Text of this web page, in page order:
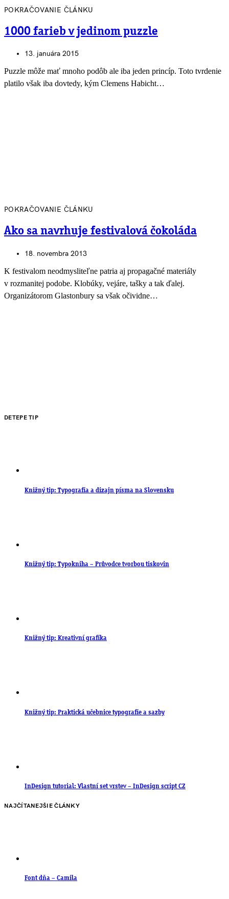
POKRAČOVANIE ČLÁNKU
1000 farieb v jedinom puzzle
13. januára 2015
Puzzle môže mať mnoho podôb ale iba jeden princíp. Toto tvrdenie
platilo však iba dovtedy, kým Clemens Habicht…
POKRAČOVANIE ČLÁNKU
Ako sa navrhuje festivalová čokoláda
18. novembra 2013
K festivalom neodmysliteľne patria aj propagačné materiály
v rozmanitej podobe. Klobúky, vejáre, tašky a tak ďalej.
Organizátorom Glastonbury sa však očividne…
DETEPE TIP
Knižný tip: Typografia a dizajn písma na Slovensku
Knižný tip: Typokniha – Průvodce tvorbou tiskovin
Knižný tip: Kreativní grafika
Knižný tip: Praktická učebnice typografie a sazby
InDesign tutorial: Vlastní set vrstev – InDesign script CZ
NAJČÍTANEJŠIE ČLÁNKY
Font dňa – Camila